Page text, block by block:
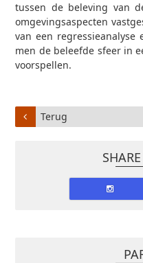
tussen de beleving van
omgevingsaspecten
van een regressieanalyse
men de beleefde sfeer in
voorspellen.
Terug